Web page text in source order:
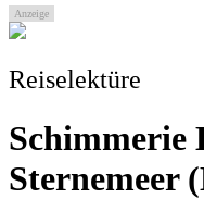
Anzeige
Reiselektüre
Schimmerie
Sternemeer